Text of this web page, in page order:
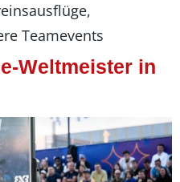
Teamevents
Weltmeister in